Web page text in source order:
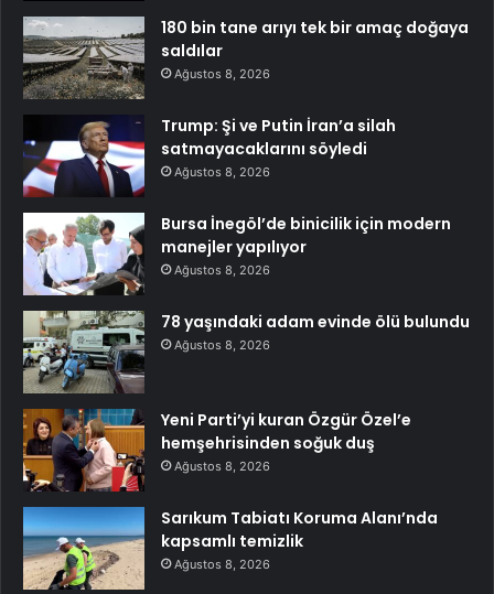
180 bin tane arıyı tek bir amaç doğaya
saldılar
Ağustos 8, 2026
Trump: Şi ve Putin İran’a silah
satmayacaklarını söyledi
Ağustos 8, 2026
Bursa İnegöl’de binicilik için modern
manejler yapılıyor
Ağustos 8, 2026
78 yaşındaki adam evinde ölü bulundu
Ağustos 8, 2026
Yeni Parti’yi kuran Özgür Özel’e
hemşehrisinden soğuk duş
Ağustos 8, 2026
Sarıkum Tabiatı Koruma Alanı’nda
kapsamlı temizlik
Ağustos 8, 2026